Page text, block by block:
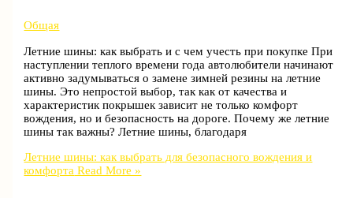
Общая
Летние шины: как выбрать и с чем учесть при покупке При
наступлении теплого времени года автолюбители начинают
активно задумываться о замене зимней резины на летние
шины. Это непростой выбор, так как от качества и
характеристик покрышек зависит не только комфорт
вождения, но и безопасность на дороге. Почему же летние
шины так важны? Летние шины, благодаря
Летние шины: как выбрать для безопасного вождения и
комфорта Read More »